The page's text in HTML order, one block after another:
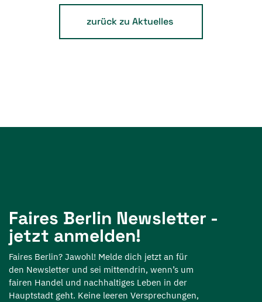
zurück zu Aktuelles
Faires Berlin Newsletter -
jetzt anmelden!
Faires Berlin? Jawohl! Melde dich jetzt an für
den Newsletter und sei mittendrin, wenn’s um
fairen Handel und nachhaltiges Leben in der
Hauptstadt geht. Keine leeren Versprechungen,